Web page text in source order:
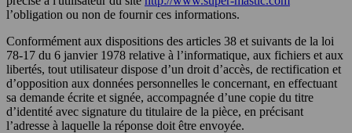
l’obligation ou non de fournir ces informations.
Conformément aux dispositions des articles 38 et suivants de la loi
78-17 du 6 janvier 1978 relative à l’informatique, aux fichiers et aux
libertés, tout utilisateur dispose d’un droit d’accès, de rectification et
d’opposition aux données personnelles le concernant, en effectuant
sa demande écrite et signée, accompagnée d’une copie du titre
d’identité avec signature du titulaire de la pièce, en précisant
l’adresse à laquelle la réponse doit être envoyée.